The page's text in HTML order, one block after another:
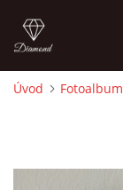
Úvod Fotoalbum